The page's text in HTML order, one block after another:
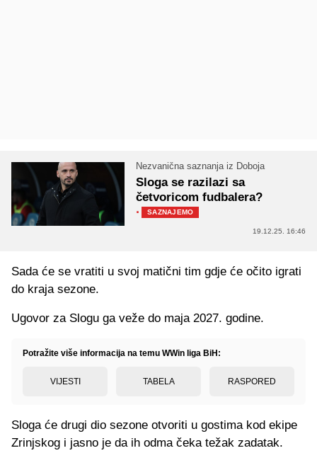
Nezvanična saznanja iz Doboja
Sloga se razilazi sa
četvoricom fudbalera?
· SAZNAJEMO
19.12.25. 16:46
Sada će se vratiti u svoj matični tim gdje će očito igrati
do kraja sezone.
Ugovor za Slogu ga veže do maja 2027. godine.
Potražite više informacija na temu WWin liga BiH:
VIJESTI TABELA RASPORED
Sloga će drugi dio sezone otvoriti u gostima kod ekipe
Zrinjskog i jasno je da ih odma čeka težak zadatak.